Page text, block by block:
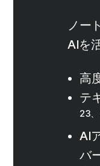
ノー
AIを
高
テ
23
AI
バ